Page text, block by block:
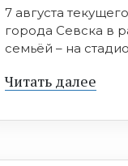
7 августа
города Севска в
семьёй – на
Читать далее